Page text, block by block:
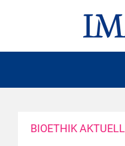
BIOETHIK AKTUELL